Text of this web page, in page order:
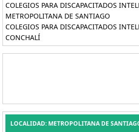
COLEGIOS PARA DISCAPACITADOS
METROPOLITANA DE SANTIAGO
COLEGIOS PARA DISCAPACITADOS
CONCHALÍ
LOCALIDAD: METROPOLITANA DE